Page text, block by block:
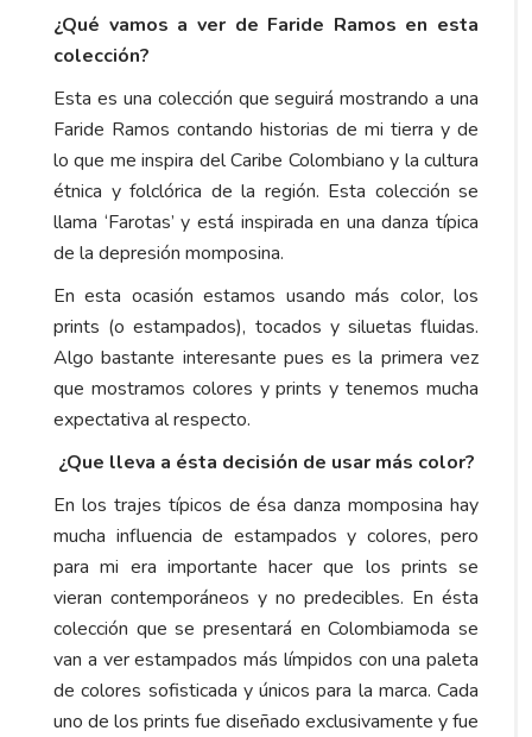
¿Qué vamos a ver de Faride Ramos en esta
colección?
Esta es una colección que seguirá mostrando a una
Faride Ramos contando historias de mi tierra y de
lo que me inspira del Caribe Colombiano y la cultura
étnica y folclórica de la región. Esta colección se
llama ‘Farotas’ y está inspirada en una danza típica
de la depresión momposina.
En esta ocasión estamos usando más color, los
prints (o estampados), tocados y siluetas fluidas.
Algo bastante interesante pues es la primera vez
que mostramos colores y prints y tenemos mucha
expectativa al respecto.
¿Que lleva a ésta decisión de usar más color?
En los trajes típicos de ésa danza momposina hay
mucha influencia de estampados y colores, pero
para mi era importante hacer que los prints se
vieran contemporáneos y no predecibles. En ésta
colección que se presentará en Colombiamoda se
van a ver estampados más límpidos con una paleta
de colores sofisticada y únicos para la marca. Cada
uno de los prints fue diseñado exclusivamente y fue